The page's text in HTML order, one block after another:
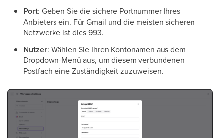
Port: Geben Sie die sichere Portnummer Ihres
Anbieters ein. Für Gmail und die meisten sicheren
Netzwerke ist dies 993.
Nutzer: Wählen Sie Ihren Kontonamen aus dem
Dropdown-Menü aus, um diesem verbundenen
Postfach eine Zuständigkeit zuzuweisen.